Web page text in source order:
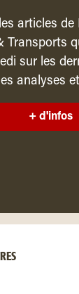
articles de
Transports
sur les
analyses
+ d'infos